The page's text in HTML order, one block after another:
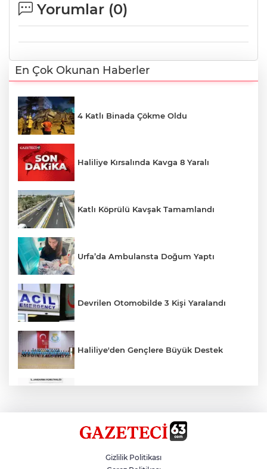
Yorumlar (0)
En Çok Okunan Haberler
4 Katlı Binada Çökme Oldu
Haliliye Kırsalında Kavga 8 Yaralı
Katlı Köprülü Kavşak Tamamlandı
Urfa’da Ambulansta Doğum Yaptı
Devrilen Otomobilde 3 Kişi Yaralandı
Haliliye'den Gençlere Büyük Destek
Hikmet Başak’tan Ulaşım Çalışması
Gizlilik Politikası